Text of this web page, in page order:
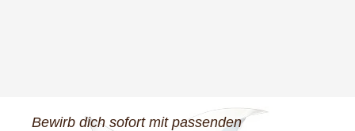
Bewirb dich sofort mit passenden